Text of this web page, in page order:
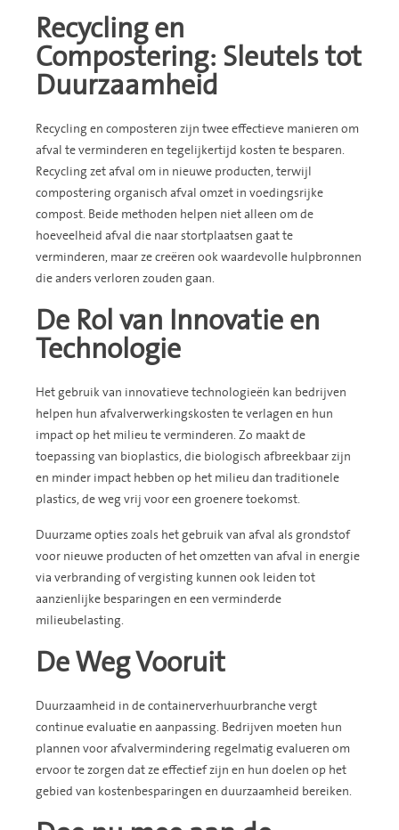
Recycling en
Compostering: Sleutels tot
Duurzaamheid
Recycling en composteren zijn twee effectieve manieren om
afval te verminderen en tegelijkertijd kosten te besparen.
Recycling zet afval om in nieuwe producten, terwijl
compostering organisch afval omzet in voedingsrijke
compost. Beide methoden helpen niet alleen om de
hoeveelheid afval die naar stortplaatsen gaat te
verminderen, maar ze creëren ook waardevolle hulpbronnen
die anders verloren zouden gaan.
De Rol van Innovatie en
Technologie
Het gebruik van innovatieve technologieën kan bedrijven
helpen hun afvalverwerkingskosten te verlagen en hun
impact op het milieu te verminderen. Zo maakt de
toepassing van bioplastics, die biologisch afbreekbaar zijn
en minder impact hebben op het milieu dan traditionele
plastics, de weg vrij voor een groenere toekomst.
Duurzame opties zoals het gebruik van afval als grondstof
voor nieuwe producten of het omzetten van afval in energie
via verbranding of vergisting kunnen ook leiden tot
aanzienlijke besparingen en een verminderde
milieubelasting.
De Weg Vooruit
Duurzaamheid in de containerverhuurbranche vergt
continue evaluatie en aanpassing. Bedrijven moeten hun
plannen voor afvalvermindering regelmatig evalueren om
ervoor te zorgen dat ze effectief zijn en hun doelen op het
gebied van kostenbesparingen en duurzaamheid bereiken.